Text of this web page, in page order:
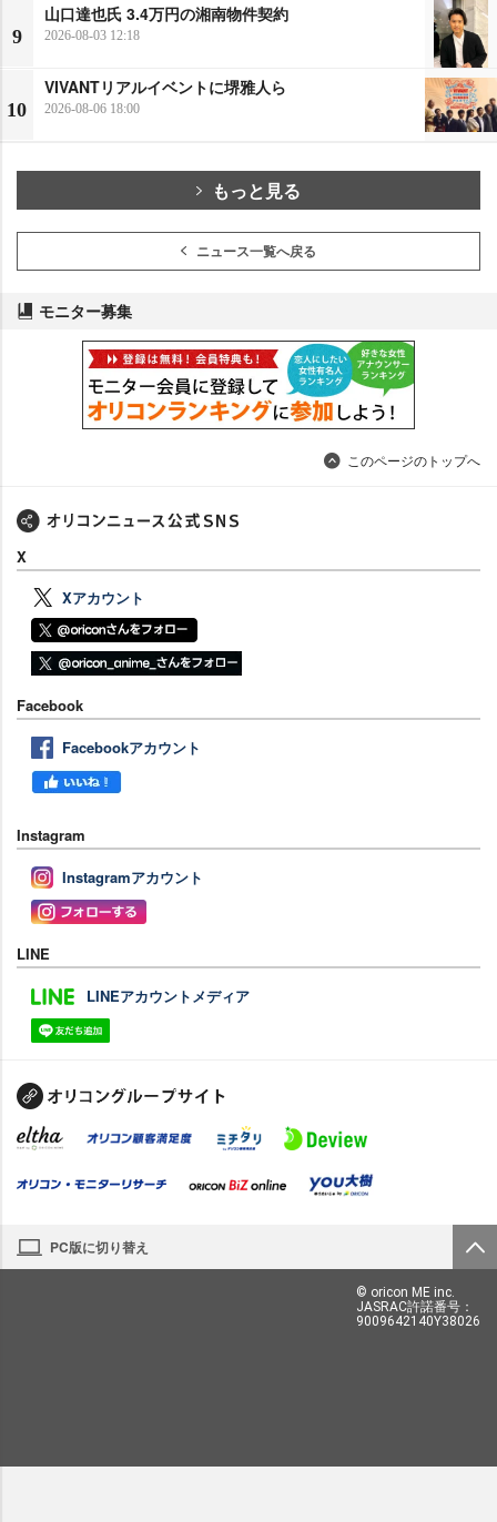
9
山口達也氏 3.4万円の湘南物件契約
2026-08-03 12:18
10
VIVANTリアルイベントに堺雅人ら
2026-08-06 18:00
もっと見る
ニュース一覧へ戻る
モニター募集
このページのトップへ
X
Xアカウント
Facebook
Facebookアカウント
Instagram
Instagramアカウント
LINE
LINEアカウントメディア
PC版に切り替え
© oricon ME inc.
JASRAC許諾番号：
9009642140Y38026